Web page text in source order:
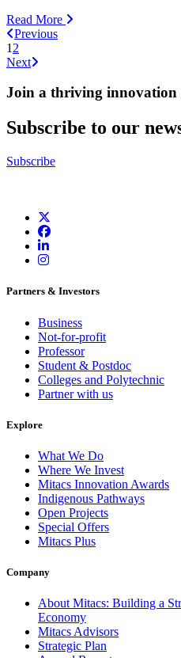
Read More
Previous
1 2
Next
Join a thriving innovation
Subscribe to our
Subscribe
Partners & Investors
Business
Not-for-profit
Professor
Student & Postdoc
Colleges and Polytechnic
Partner with us
Explore
What We Do
Where We Invest
Mitacs Innovation Awards
Indigenous Pathways
Open Projects
Special Offers
Mitacs Plus
Company
About Mitacs: Building a
Economy
Mitacs Advisors
Strategic Plan